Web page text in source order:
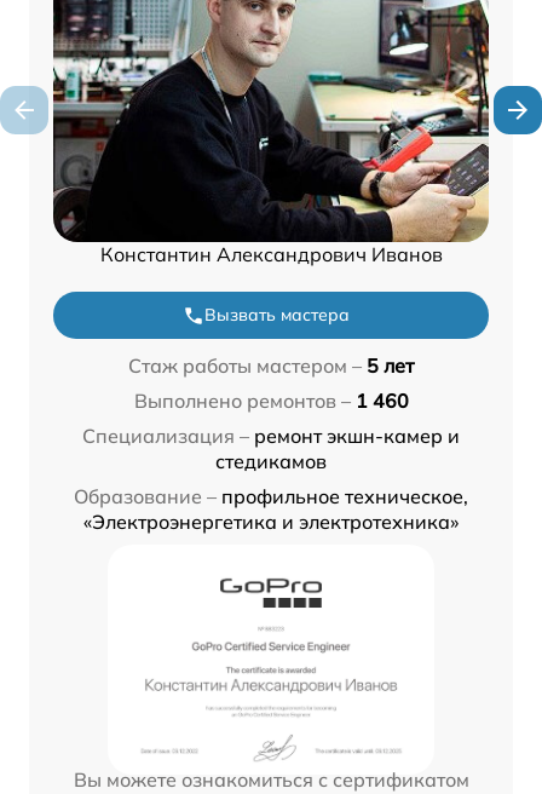
Константин Александрович Иванов
Вызвать мастера
Стаж работы мастером – 5 лет
Выполнено ремонтов – 1 460
Специализация – ремонт экшн-камер и
стедикамов
Образование – профильное техническое,
«Электроэнергетика и электротехника»
Вы можете ознакомиться с сертификатом